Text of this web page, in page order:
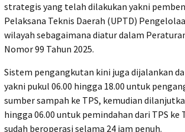
strategis yang telah dilakukan yakni
Pelaksana Teknis Daerah (UPTD)
wilayah sebagaimana diatur dalam
Nomor 99 Tahun 2025.
Sistem pengangkutan kini juga dijalankan
yakni pukul 06.00 hingga 18.00 untuk
sumber sampah ke TPS, kemudian
hingga 06.00 untuk pemindahan dari TPS ke
sudah beroperasi selama 24 jam penuh.